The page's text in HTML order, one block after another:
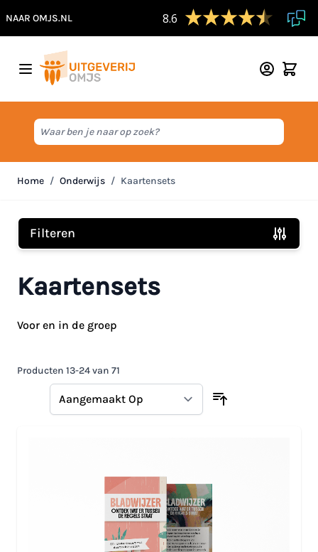
NAAR OMJS.NL 8.6
Waar ben je naar op zoek?
Home / Onderwijs / Kaartensets
Filteren
Kaartensets
Voor en in de groep
Producten 13-24van 71